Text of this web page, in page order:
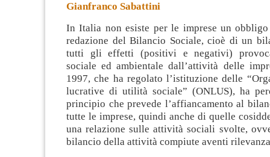
Gianfranco Sabattini
In Italia non esiste per le imprese un
redazione del Bilancio Sociale, cioè di un
tutti gli effetti (positivi e negativi)
sociale ed ambientale dall’attività delle
1997, che ha regolato l’istituzione delle
lucrative di utilità sociale” (ONLUS), ha
principio che prevede l’affiancamento al
tutte le imprese, quindi anche di quelle
una relazione sulle attività sociali svolte,
bilancio della attività compiute aventi